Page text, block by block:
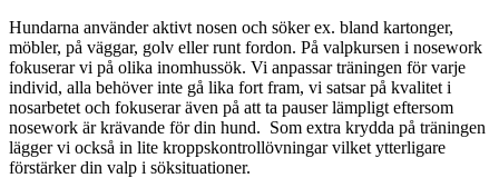
Hundarna använder aktivt nosen och söker ex. bland kartonger,
möbler, på väggar, golv eller runt fordon. På valpkursen i nosework
fokuserar vi på olika inomhussök. Vi anpassar träningen för varje
individ, alla behöver inte gå lika fort fram, vi satsar på kvalitet i
nosarbetet och fokuserar även på att ta pauser lämpligt eftersom
nosework är krävande för din hund. Som extra krydda på träningen
lägger vi också in lite kroppskontrollövningar vilket ytterligare
förstärker din valp i söksituationer.